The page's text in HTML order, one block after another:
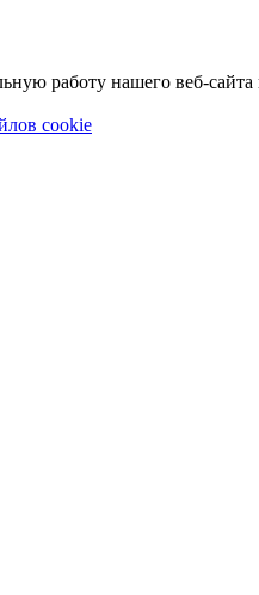
работу нашего веб-сайта
cookie